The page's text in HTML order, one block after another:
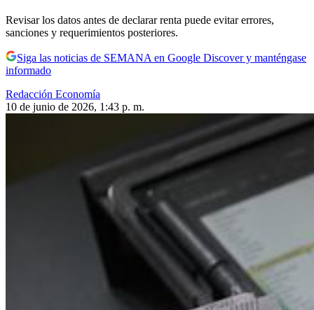
Revisar los datos antes de declarar renta puede evitar errores,
sanciones y requerimientos posteriores.
Siga las noticias de SEMANA en Google Discover y manténgase
informado
Redacción Economía
10 de junio de 2026, 1:43 p. m.